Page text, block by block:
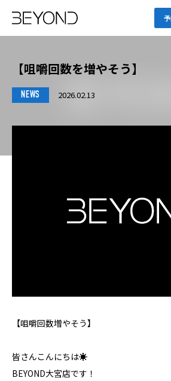
【咀嚼回数を増やそう】
NEWS 2026.02.13
【咀嚼回数増やそう】
皆さんこんにちは☀️
BEYOND大宮店です！